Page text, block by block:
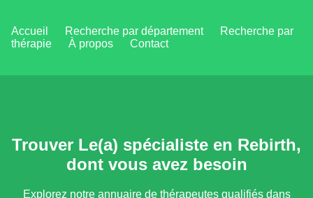
Accueil Recherche par département
Recherche par
thérapie
À propos Contact
Trouver Le(a) spécialiste en Rebirth,
dont vous avez besoin
Explorez notre annuaire de thérapeutes qualifiés dans